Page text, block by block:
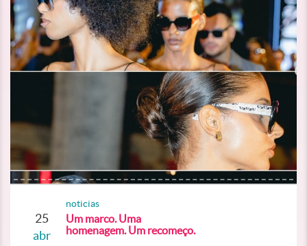
25
abr
noticias
Um marco. Uma
homenagem. Um recomeço.